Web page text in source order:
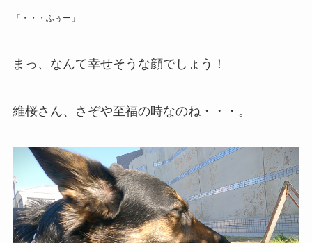
「・・・ふぅー」
まっ、なんて幸せそうな顔でしょう！
維桜さん、さぞや至福の時なのね・・・。